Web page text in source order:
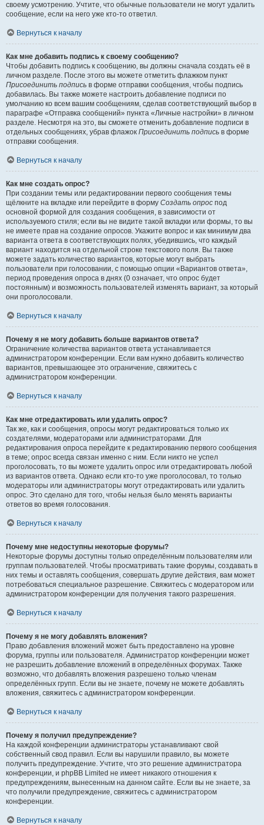
своему усмотрению. Учтите, что обычные пользователи не могут удалить
сообщение, если на него уже кто-то ответил.
Вернуться к началу
Как мне добавить подпись к своему сообщению?
Чтобы добавить подпись к сообщению, вы должны сначала создать её в
личном разделе. После этого вы можете отметить флажком пункт
Присоединить подпись в форме отправки сообщения, чтобы подпись
добавилась. Вы также можете настроить добавление подписи по
умолчанию ко всем вашим сообщениям, сделав соответствующий выбор в
параграфе «Отправка сообщений» пункта «Личные настройки» в личном
разделе. Несмотря на это, вы сможете отменить добавление подписи в
отдельных сообщениях, убрав флажок Присоединить подпись в форме
отправки сообщения.
Вернуться к началу
Как мне создать опрос?
При создании темы или редактировании первого сообщения темы
щёлкните на вкладке или перейдите в форму Создать опрос под
основной формой для создания сообщения, в зависимости от
используемого стиля; если вы не видите такой вкладки или формы, то вы
не имеете прав на создание опросов. Укажите вопрос и как минимум два
варианта ответа в соответствующих полях, убедившись, что каждый
вариант находится на отдельной строке текстового поля. Вы также
можете задать количество вариантов, которые могут выбрать
пользователи при голосовании, с помощью опции «Вариантов ответа»,
период проведения опроса в днях (0 означает, что опрос будет
постоянным) и возможность пользователей изменять вариант, за который
они проголосовали.
Вернуться к началу
Почему я не могу добавить больше вариантов ответа?
Ограничение количества вариантов ответа устанавливается
администратором конференции. Если вам нужно добавить количество
вариантов, превышающее это ограничение, свяжитесь с
администратором конференции.
Вернуться к началу
Как мне отредактировать или удалить опрос?
Так же, как и сообщения, опросы могут редактироваться только их
создателями, модераторами или администраторами. Для
редактирования опроса перейдите к редактированию первого сообщения
в теме; опрос всегда связан именно с ним. Если никто не успел
проголосовать, то вы можете удалить опрос или отредактировать любой
из вариантов ответа. Однако если кто-то уже проголосовал, то только
модераторы или администраторы могут отредактировать или удалить
опрос. Это сделано для того, чтобы нельзя было менять варианты
ответов во время голосования.
Вернуться к началу
Почему мне недоступны некоторые форумы?
Некоторые форумы доступны только определённым пользователям или
группам пользователей. Чтобы просматривать такие форумы, создавать в
них темы и оставлять сообщения, совершать другие действия, вам может
потребоваться специальное разрешение. Свяжитесь с модератором или
администратором конференции для получения такого разрешения.
Вернуться к началу
Почему я не могу добавлять вложения?
Право добавления вложений может быть предоставлено на уровне
форума, группы или пользователя. Администратор конференции может
не разрешить добавление вложений в определённых форумах. Также
возможно, что добавлять вложения разрешено только членам
определённых групп. Если вы не знаете, почему не можете добавлять
вложения, свяжитесь с администратором конференции.
Вернуться к началу
Почему я получил предупреждение?
На каждой конференции администраторы устанавливают свой
собственный свод правил. Если вы нарушили правило, вы можете
получить предупреждение. Учтите, что это решение администратора
конференции, и phpBB Limited не имеет никакого отношения к
предупреждениям, вынесенным на данном сайте. Если вы не знаете, за
что получили предупреждение, свяжитесь с администратором
конференции.
Вернуться к началу